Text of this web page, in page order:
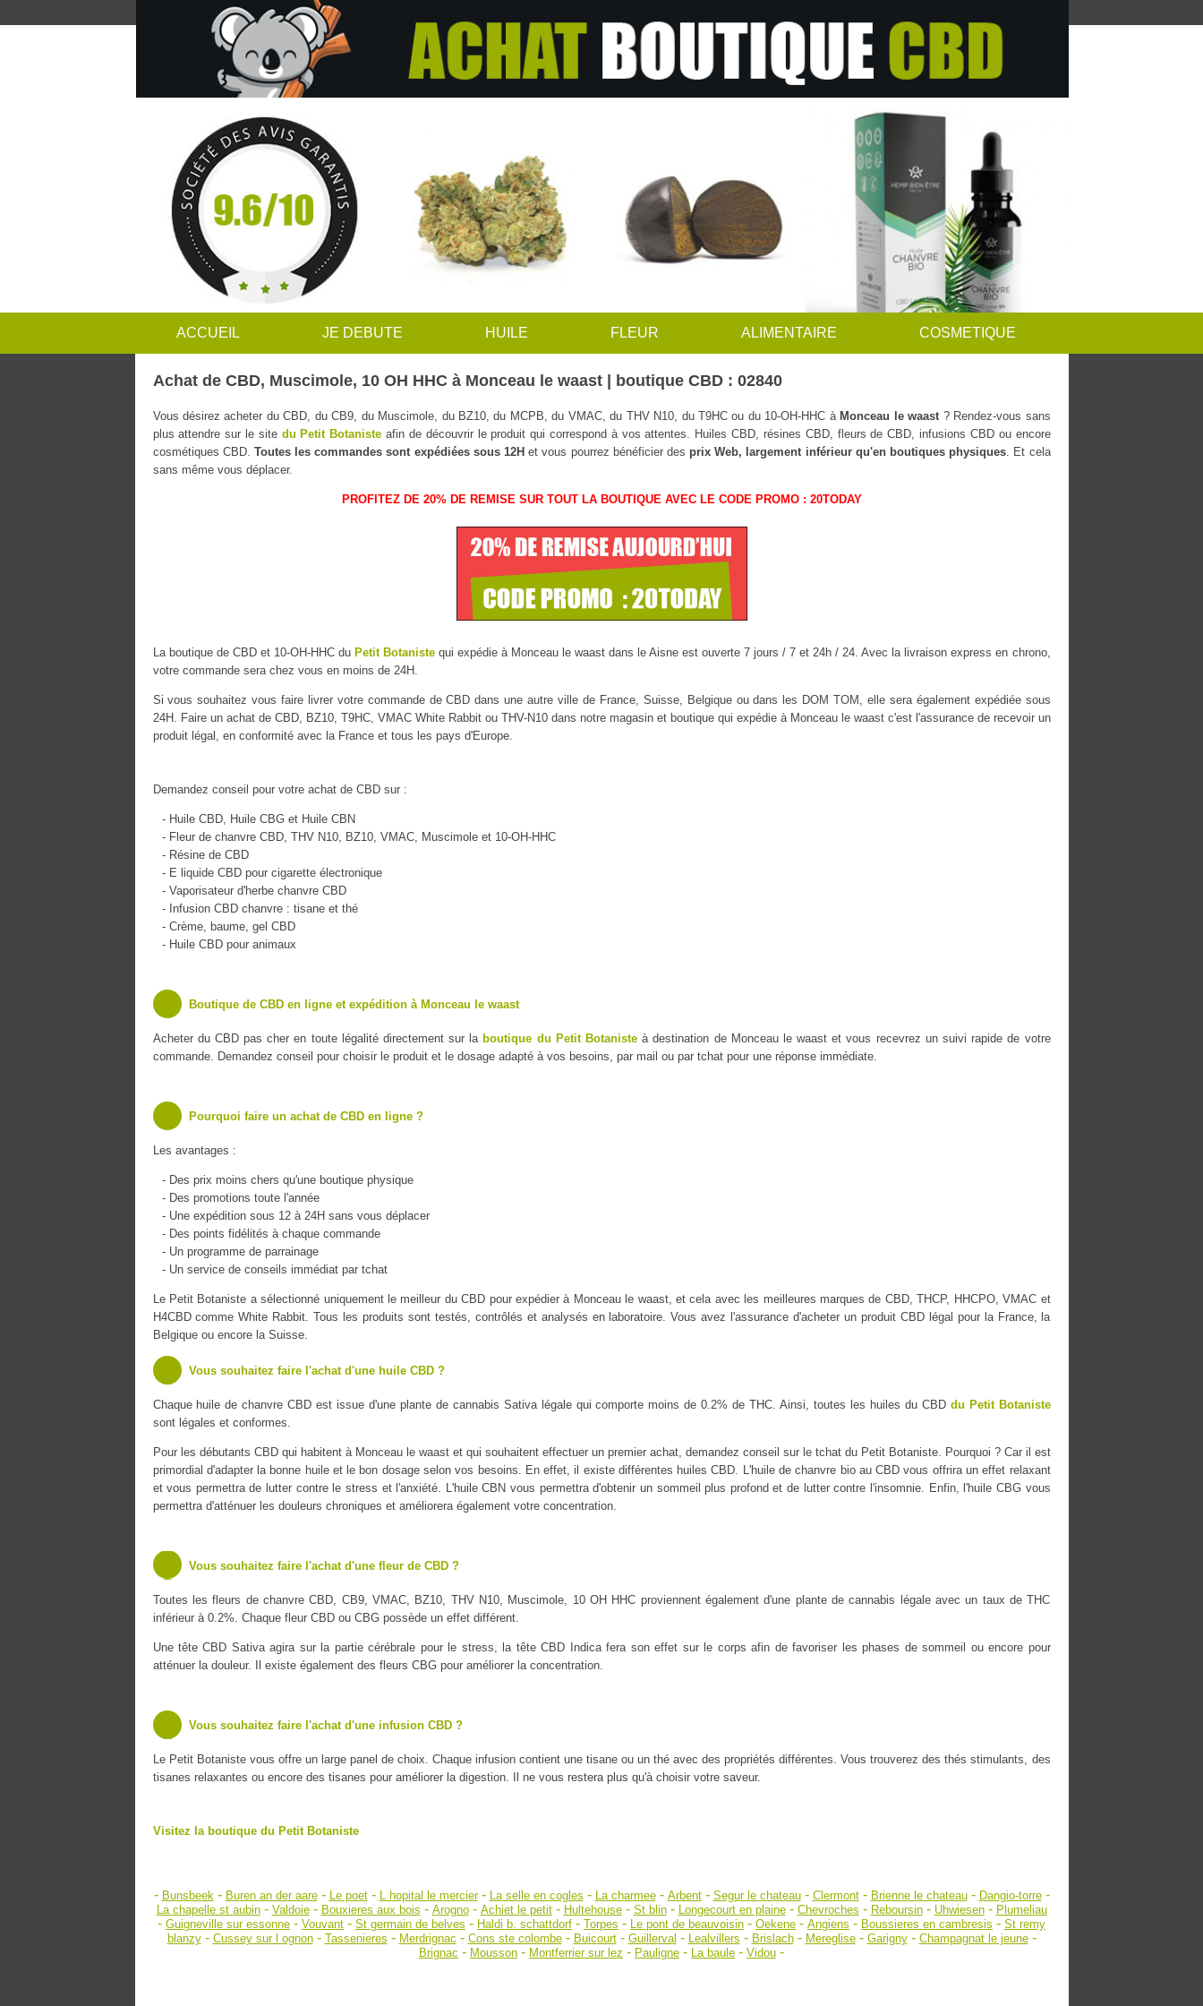
ACCUEIL JE DEBUTE HUILE FLEUR ALIMENTAIRE COSMETIQUE
Achat de CBD, Muscimole, 10 OH HHC à Monceau le waast | boutique CBD : 02840
Vous désirez acheter du CBD, du CB9, du Muscimole, du BZ10, du MCPB, du VMAC, du THV N10, du T9HC ou du 10-OH-HHC àMonceau le waast ? Rendez-vous sans
plus attendre sur le site du Petit Botaniste afin de découvrir le produit qui correspond à vos attentes. Huiles CBD, résines CBD, fleurs de CBD, infusions CBD ou encore
cosmétiques CBD. Toutes les commandes sont expédiées sous 12Het vous pourrez bénéficier des prix Web, largement inférieur qu'en boutiques physiques . Et cela
sans même vous déplacer.
PROFITEZ DE 20% DE REMISE SUR TOUT LA BOUTIQUE AVEC LE CODE PROMO : 20TODAY
La boutique de CBD et 10-OH-HHC du Petit Botanistequi expédie à Monceau le waast dans le Aisne est ouverte 7 jours / 7 et 24h / 24. Avec la livraison express en chrono,
votre commande sera chez vous en moins de 24H.
Si vous souhaitez vous faire livrer votre commande de CBD dans une autre ville de France, Suisse, Belgique ou dans les DOM TOM, elle sera également expédiée sous
24H. Faire un achat de CBD, BZ10, T9HC, VMAC White Rabbit ou THV-N10 dans notre magasin et boutique qui expédie à Monceau le waast c'est l'assurance de recevoir un
produit légal, en conformité avec la France et tous les pays d'Europe.
Demandez conseil pour votre achat de CBD sur :
- Huile CBD, Huile CBG et Huile CBN
- Fleur de chanvre CBD, THV N10, BZ10, VMAC, Muscimole et 10-OH-HHC
- Résine de CBD
- E liquide CBD pour cigarette électronique
- Vaporisateur d'herbe chanvre CBD
- Infusion CBD chanvre : tisane et thé
- Crème, baume, gel CBD
- Huile CBD pour animaux
Boutique de CBD en ligne et expédition à Monceau le waast
Acheter du CBD pas cher en toute légalité directement sur la boutique du Petit Botaniste à destination de Monceau le waast et vous recevrez un suivi rapide de votre
commande. Demandez conseil pour choisir le produit et le dosage adapté à vos besoins, par mail ou par tchat pour une réponse immédiate.
Pourquoi faire un achat de CBD en ligne ?
Les avantages :
- Des prix moins chers qu'une boutique physique
- Des promotions toute l'année
- Une expédition sous 12 à 24H sans vous déplacer
- Des points fidélités à chaque commande
- Un programme de parrainage
- Un service de conseils immédiat par tchat
Le Petit Botaniste a sélectionné uniquement le meilleur du CBD pour expédier à Monceau le waast, et cela avec les meilleures marques de CBD, THCP, HHCPO, VMAC et
H4CBD comme White Rabbit. Tous les produits sont testés, contrôlés et analysés en laboratoire. Vous avez l'assurance d'acheter un produit CBD légal pour la France, la
Belgique ou encore la Suisse.
Vous souhaitez faire l'achat d'une huile CBD ?
Chaque huile de chanvre CBD est issue d'une plante de cannabis Sativa légale qui comporte moins de 0.2% de THC. Ainsi, toutes les huiles du CBD du Petit Botaniste
sont légales et conformes.
Pour les débutants CBD qui habitent à Monceau le waast et qui souhaitent effectuer un premier achat, demandez conseil sur le tchat du Petit Botaniste. Pourquoi ? Car il est
primordial d'adapter la bonne huile et le bon dosage selon vos besoins. En effet, il existe différentes huiles CBD. L'huile de chanvre bio au CBD vous offrira un effet relaxant
et vous permettra de lutter contre le stress et l'anxiété. L'huile CBN vous permettra d'obtenir un sommeil plus profond et de lutter contre l'insomnie. Enfin, l'huile CBG vous
permettra d'atténuer les douleurs chroniques et améliorera également votre concentration.
Vous souhaitez faire l'achat d'une fleur de CBD ?
Toutes les fleurs de chanvre CBD, CB9, VMAC, BZ10, THV N10, Muscimole, 10 OH HHC proviennent également d'une plante de cannabis légale avec un taux de THC
inférieur à 0.2%. Chaque fleur CBD ou CBG possède un effet différent.
Une tête CBD Sativa agira sur la partie cérébrale pour le stress, la tête CBD Indica fera son effet sur le corps afin de favoriser les phases de sommeil ou encore pour
atténuer la douleur. Il existe également des fleurs CBG pour améliorer la concentration.
Vous souhaitez faire l'achat d'une infusion CBD ?
Le Petit Botaniste vous offre un large panel de choix. Chaque infusion contient une tisane ou un thé avec des propriétés différentes. Vous trouverez des thés stimulants, des
tisanes relaxantes ou encore des tisanes pour améliorer la digestion. Il ne vous restera plus qu'à choisir votre saveur.
Visitez la boutique du Petit Botaniste
- Bunsbeek - Buren an der aare- Le poet- L hopital le mercier- La selle en cogles - La charmee- Arbent- Segur le chateau- Clermont- Brienne le chateau- Dangio-torre-
La chapelle st aubin- Valdoie- Bouxieres aux bois - Arogno- Achiet le petit- Hultehouse- St blin- Longecourt en plaine- Chevroches - Reboursin- Uhwiesen- Plumeliau
- Guigneville sur essonne - Vouvant - St germain de belves - Haldi b. schattdorf - Torpes - Le pont de beauvoisin - Oekene - Angiens - Boussieres en cambresis - St remy
blanzy- Cussey sur l ognon- Tassenieres - Merdrignac - Cons ste colombe- Buicourt- Guillerval - Lealvillers - Brislach- Mereglise- Garigny- Champagnat le jeune-
Brignac - Mousson - Montferrier sur lez - Pauligne - La baule - Vidou -